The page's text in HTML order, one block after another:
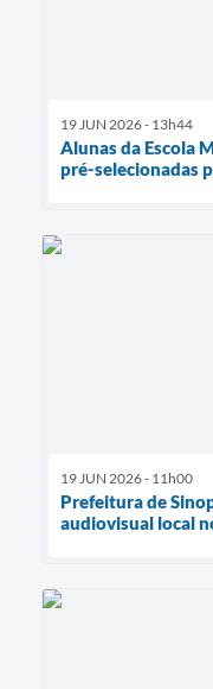
19 JUN 2026 - 13h44
Alunas da Escola
pré-selecionadas
19 JUN 2026 - 11h00
Prefeitura de
audiovisual local